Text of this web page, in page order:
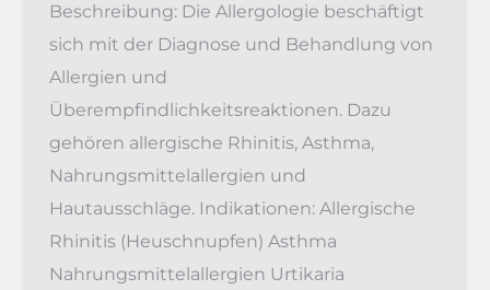
Beschreibung: Die Allergologie beschäftigt
sich mit der Diagnose und Behandlung von
Allergien und
Überempfindlichkeitsreaktionen. Dazu
gehören allergische Rhinitis, Asthma,
Nahrungsmittelallergien und
Hautausschläge. Indikationen: Allergische
Rhinitis (Heuschnupfen) Asthma
Nahrungsmittelallergien Urtikaria